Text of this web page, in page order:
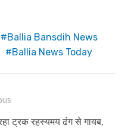
Ballia Bansdih News
Ballia News Today
ट्रक रहस्यमय ढंग से गायब,